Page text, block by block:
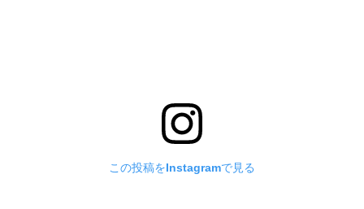
この投稿をInstagramで見る